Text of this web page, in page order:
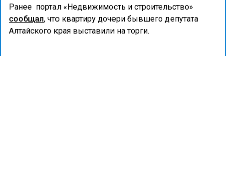
Ранее портал «Недвижимость и строительство»
сообщал, что квартиру дочери бывшего депутата
Алтайского края выставили на торги.